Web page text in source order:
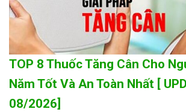
TOP 8 Thuốc Tăng Cân Cho
Năm Tốt Và An Toàn Nhất [
08/2026]